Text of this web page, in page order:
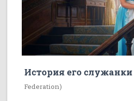
История его служанки
Federation)